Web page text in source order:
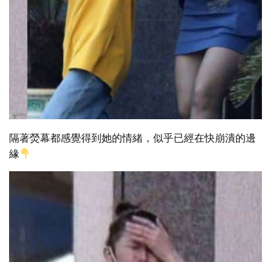
隔著熒幕都感覺得到她的情緒，似乎已經在快崩潰的邊
緣